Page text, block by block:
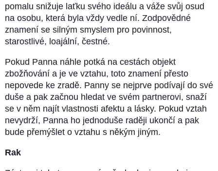
pomalu snižuje laťku svého ideálu a váže svůj osud
na osobu, která byla vždy vedle ní. Zodpovědné
znamení se silným smyslem pro povinnost,
starostlivé, loajální, čestné.
Pokud Panna náhle potká na cestách objekt
zbožňování a je ve vztahu, toto znamení přesto
nepovede ke zradě. Panny se nejprve podívají do své
duše a pak začnou hledat ve svém partnerovi, snaží
se v něm najít vlastnosti afektu a lásky. Pokud vztah
nevydrží, Panna ho jednoduše raději ukončí a pak
bude přemýšlet o vztahu s někým jiným.
Rak